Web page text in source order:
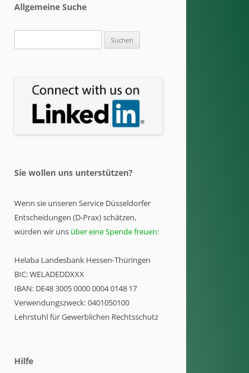
Allgemeine Suche
nach:
Sie wollen uns unterstützen?
Wenn sie unseren Service Düsseldorfer
Entscheidungen (D-Prax) schätzen,
würden wir uns über eine Spende freuen:
Helaba Landesbank Hessen-Thüringen
BIC: WELADEDDXXX
IBAN: DE48 3005 0000 0004 0148 17
Verwendungszweck: 0401050100
Lehrstuhl für Gewerblichen Rechtsschutz
Hilfe